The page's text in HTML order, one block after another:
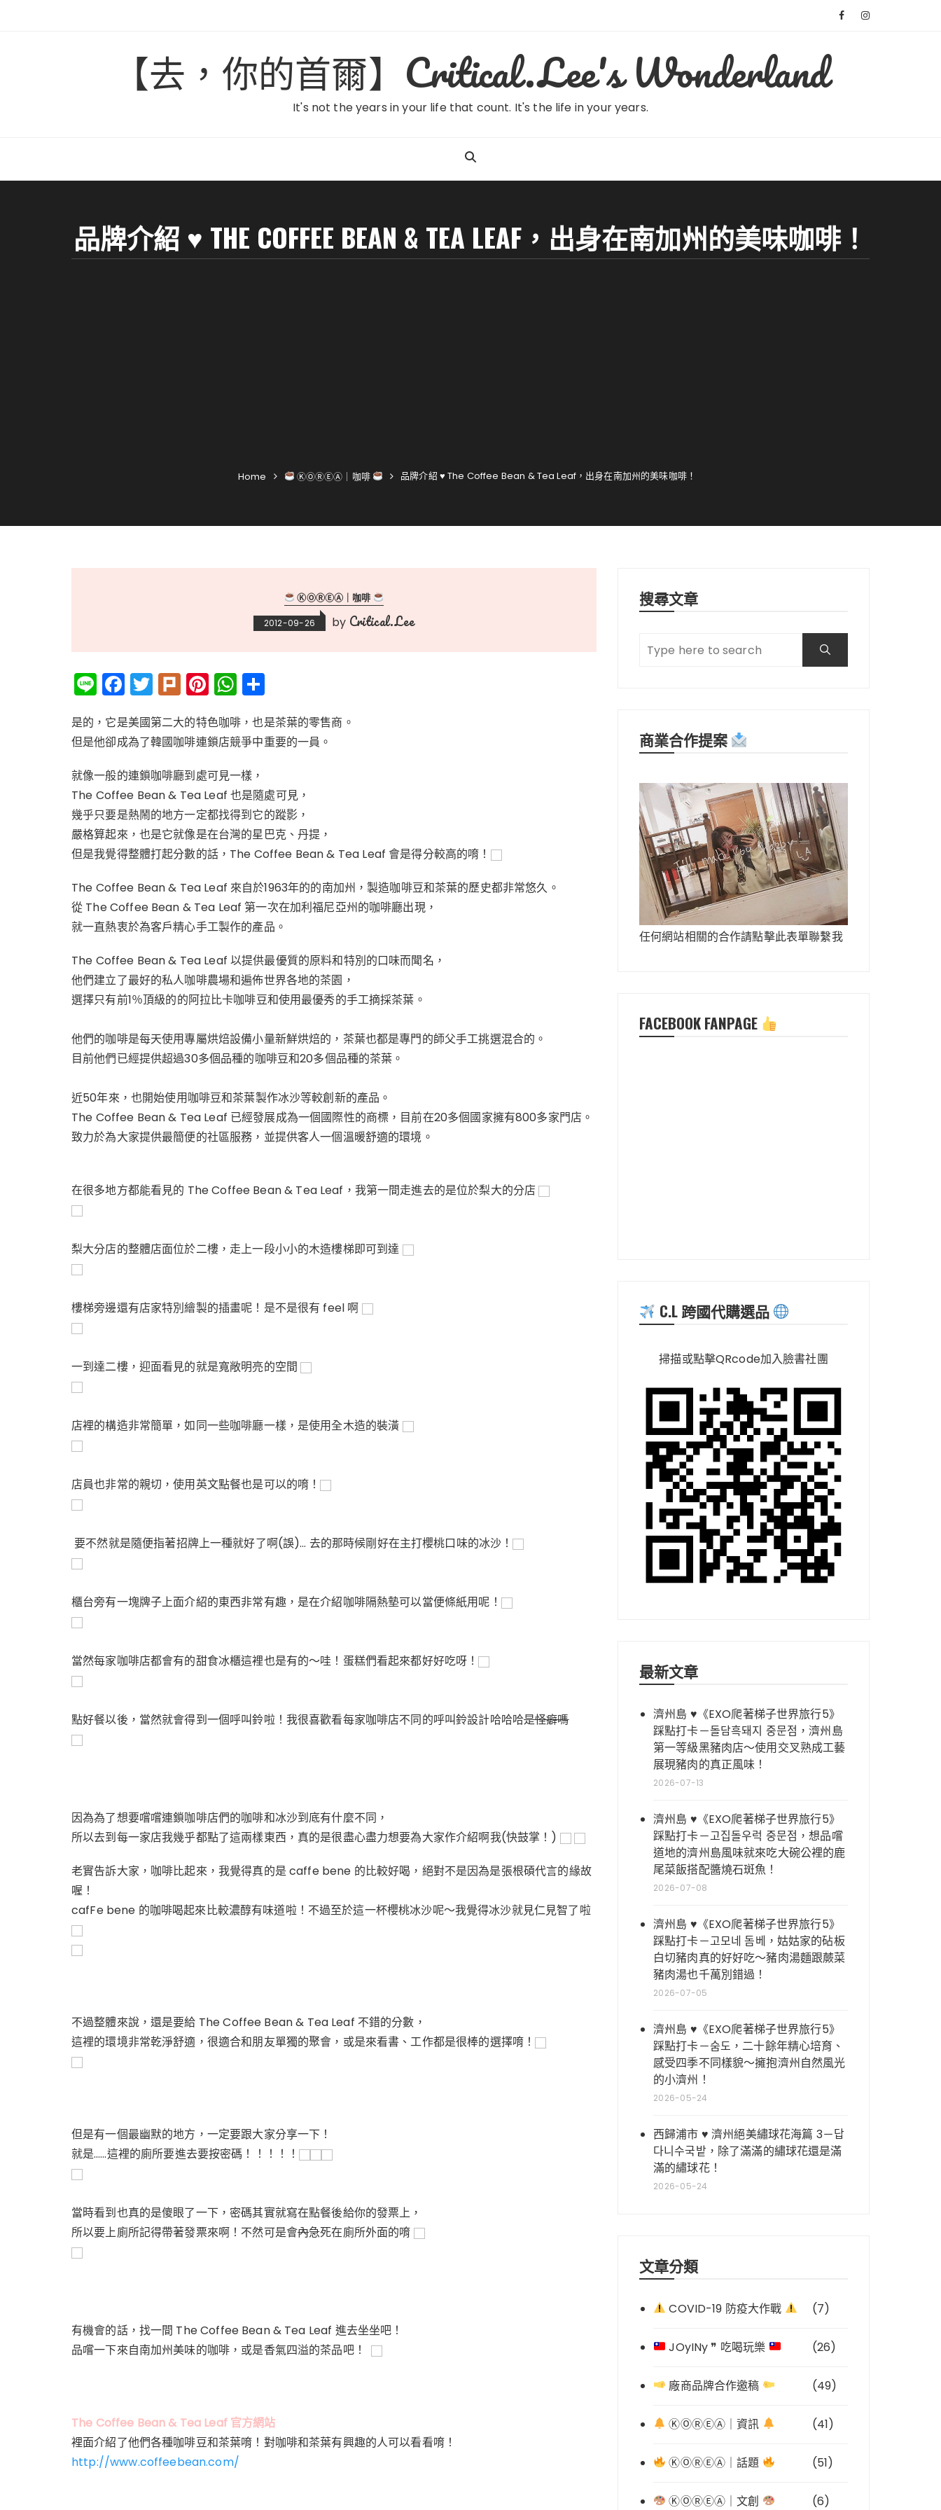
【去，你的首爾】Critical.Lee's Wonderland
It's not the years in your life that count. It's the life in your years.
品牌介紹 ♥ THE COFFEE BEAN & TEA LEAF，出身在南加州的美味咖啡！
Home ⓀⓄⓇⒺⒶ｜咖啡 品牌介紹 ♥ The Coffee Bean & Tea Leaf，出身在南加州的美味咖啡！
ⓀⓄⓇⒺⒶ｜咖啡
2012-09-26 by Critical.Lee
Li
n
e
F
a
c
e
b
o
o
k
T
w
it
te
r
Pl
ur
k
Pi
n
te
re
st
W
h
a
ts
A
p
p
是的，它是美國第二大的特色咖啡，也是茶葉的零售商。
但是他卻成為了韓國咖啡連鎖店競爭中重要的一員。
就像一般的連鎖咖啡廳到處可見一樣，
The Coffee Bean & Tea Leaf 也是隨處可見，
幾乎只要是熱鬧的地方一定都找得到它的蹤影，
嚴格算起來，也是它就像是在台灣的星巴克、丹提，
但是我覺得整體打起分數的話，The Coffee Bean & Tea Leaf 會是得分較高的唷！
The Coffee Bean & Tea Leaf 來自於1963年的的南加州，製造咖啡豆和茶葉的歷史都非常悠久。
從 The Coffee Bean & Tea Leaf 第一次在加利福尼亞州的咖啡廳出現，
就一直熱衷於為客戶精心手工製作的產品。
The Coffee Bean & Tea Leaf 以提供最優質的原料和特別的口味而聞名，
他們建立了最好的私人咖啡農場和遍佈世界各地的茶園，
選擇只有前1％頂級的的阿拉比卡咖啡豆和使用最優秀的手工摘採茶葉。
他們的咖啡是每天使用專屬烘焙設備小量新鮮烘焙的，茶葉也都是專門的師父手工挑選混合的。
目前他們已經提供超過30多個品種的咖啡豆和20多個品種的茶葉。
近50年來，也開始使用咖啡豆和茶葉製作冰沙等較創新的產品。
The Coffee Bean & Tea Leaf 已經發展成為一個國際性的商標，目前在20多個國家擁有800多家門店。
致力於為大家提供最簡便的社區服務，並提供客人一個溫暖舒適的環境。
在很多地方都能看見的 The Coffee Bean & Tea Leaf， 我第一間走進去的是位於梨大的分店
梨大分店的整體店面位於二樓，走上一段小小的木造樓梯即可到達
樓梯旁邊還有店家特別繪製的插畫呢！是不是很有 feel 啊
一到達二樓，迎面看見的就是寬敞明亮的空間
店裡的構造非常簡單，如同一些咖啡廳一樣，是使用全木造的裝潢
店員也非常的親切，使用英文點餐也是可以的唷！
要不然就是隨便指著招牌上一種就好了啊(誤)… 去的那時候剛好在主打櫻桃口味的冰沙！
櫃台旁有一塊牌子上面介紹的東西非常有趣，是在介紹咖啡隔熱墊可以當便條紙用呢！
當然每家咖啡店都會有的甜食冰櫃這裡也是有的～哇！蛋糕們看起來都好好吃呀！
點好餐以後，當然就會得到一個呼叫鈴啦！我很喜歡看每家咖啡店不同的呼叫鈴設計哈哈哈是怪癖嗎
因為為了想要嚐嚐連鎖咖啡店們的咖啡和冰沙到底有什麼不同，
所以去到每一家店我幾乎都點了這兩樣東西，真的是很盡心盡力想要為大家作介紹啊我(快鼓掌！)
老實告訴大家，咖啡比起來，我覺得真的是 caffe bene 的比較好喝，絕對不是因為是張根碩代言的緣故
喔！
cafFe bene 的咖啡喝起來比較濃醇有味道啦！不過至於這一杯櫻桃冰沙呢～我覺得冰沙就見仁見智了啦
不過整體來說，還是要給 The Coffee Bean & Tea Leaf 不錯的分數，
這裡的環境非常乾淨舒適，很適合和朋友單獨的聚會，或是來看書、工作都是很棒的選擇唷！
但是有一個最幽默的地方，一定要跟大家分享一下！
就是……這裡的廁所要進去要按密碼！！！！！
當時看到也真的是傻眼了一下，密碼其實就寫在點餐後給你的發票上，
所以要上廁所記得帶著發票來啊！不然可是會內急死在廁所外面的唷
有機會的話，找一間 The Coffee Bean & Tea Leaf 進去坐坐吧！
品嚐一下來自南加州美味的咖啡，或是香氣四溢的茶品吧！
The Coffee Bean & Tea Leaf 官方網站
裡面介紹了他們各種咖啡豆和茶葉唷！對咖啡和茶葉有興趣的人可以看看唷！
http://www.coffeebean.com/
搜尋文章
商業合作提案
任何網站相關的合作請點擊此表單聯繫我
FACEBOOK FANPAGE
C.L 跨國代購選品
掃描或點擊QRcode加入臉書社團
最新文章
濟州島 ♥《EXO爬著梯子世界旅行5》
踩點打卡－돌담흑돼지 중문점，濟州島
第一等級黑豬肉店～使用交叉熟成工藝
展現豬肉的真正風味！
2026-07-13
濟州島 ♥《EXO爬著梯子世界旅行5》
踩點打卡－고집돌우럭 중문점，想品嚐
道地的濟州島風味就來吃大碗公裡的鹿
尾菜飯搭配醬燒石斑魚！
2026-07-08
濟州島 ♥《EXO爬著梯子世界旅行5》
踩點打卡－고모네 돔베，姑姑家的砧板
白切豬肉真的好好吃～豬肉湯麵跟蕨菜
豬肉湯也千萬別錯過！
2026-07-05
濟州島 ♥《EXO爬著梯子世界旅行5》
踩點打卡－숨도，二十餘年精心培育、
感受四季不同樣貌～擁抱濟州自然風光
的小濟州！
2026-05-24
西歸浦市 ♥ 濟州絕美繡球花海篇 3－답
다니수국밭，除了滿滿的繡球花還是滿
滿的繡球花！
2026-05-24
文章分類
COVID-19 防疫大作戰 (7)
JOyINy ❞ 吃喝玩樂 (26)
廠商品牌合作邀稿 (49)
ⓀⓄⓇⒺⒶ｜資訊 (41)
ⓀⓄⓇⒺⒶ｜話題 (51)
ⓀⓄⓇⒺⒶ｜文創 (6)